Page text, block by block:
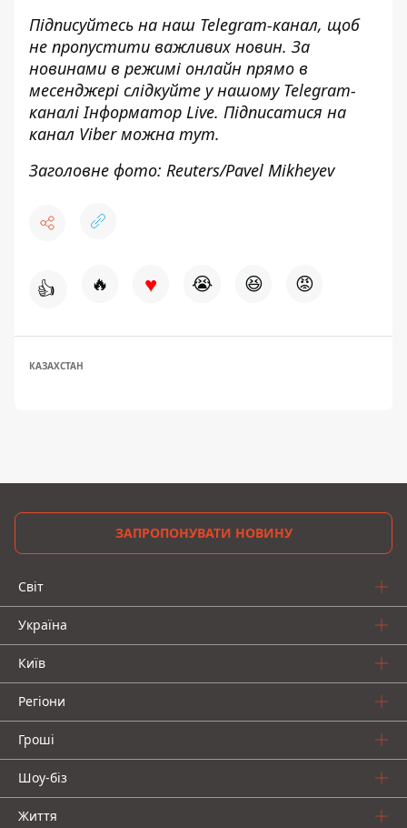
Підписуйтесь на наш Telegram-канал, щоб
не пропустити важливих новин. За
новинами в режимі онлайн прямо в
месенджері слідкуйте у нашому Telegram-
каналіІнформатор Live. Підписатися на
канал Viber можна тут.
Заголовне фото: Reuters/Pavel Mikheyev
👍 🔥 ♥ 😭 😆 😡
КАЗАХСТАН
ЗАПРОПОНУВАТИ НОВИНУ
Світ
Україна
Київ
Регіони
Гроші
Шоу-біз
Життя